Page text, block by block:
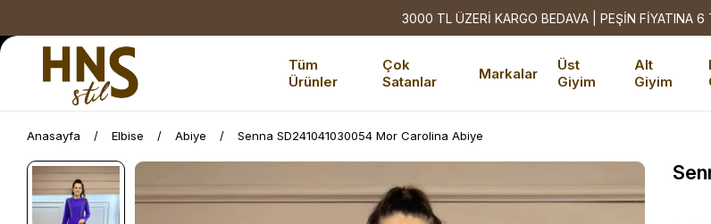
3000 TL ÜZERİ KARGO BEDAVA | PEŞİN FİYATINA 6
Tüm
Ürünler
Çok
Satanlar
Markalar
Üst
Giyim
Alt
Giyim
Anasayfa Elbise Abiye Senna SD241041030054 Mor Carolina Abiye